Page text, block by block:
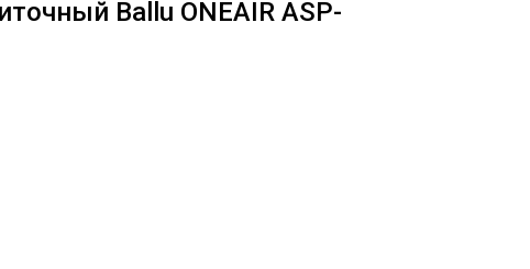
Ballu ONEAIR ASP-